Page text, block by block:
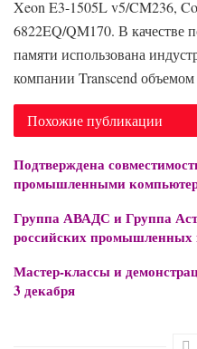
Xeon E3-1505L v5/CM236,
6822EQ/QM170. В качестве
памяти использована
компании Transcend
Похожие публикации
Подтверждена
промышленными
Группа АВАДС и Группа
российских промышленных
Мастер-классы и
3 декабря